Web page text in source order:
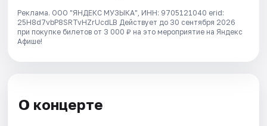
Реклама. ООО "ЯНДЕКС МУЗЫКА", ИНН: 9705121040 erid:
25H8d7vbP8SRTvHZrUcdLB Действует до 30 сентября 2026
при покупке билетов от 3 000 ₽ на это мероприятие на Яндекс
Афише!
О концерте